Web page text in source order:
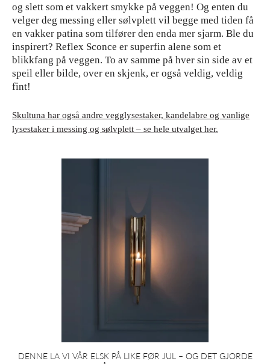
og slett som et vakkert smykke på veggen! Og enten du
velger deg messing eller sølvplett vil begge med tiden få
en vakker patina som tilfører den enda mer sjarm. Ble du
inspirert? Reflex Sconce er superfin alene som et
blikkfang på veggen. To av samme på hver sin side av et
speil eller bilde, over en skjenk, er også veldig, veldig
fint!
Skultuna har også andre vegglysestaker, kandelabre og vanlige
lysestaker i messing og sølvplett – se hele utvalget her.
DENNE LA VI VÅR ELSK PÅ LIKE FØR JUL – OG DET GJORDE